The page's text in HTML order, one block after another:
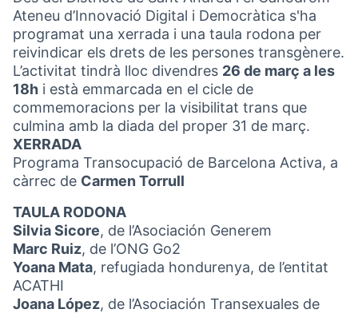
Ateneu d’Innovació Digital i Democràtica s'ha
programat una xerrada i una taula rodona per
reivindicar els drets de les persones transgènere.
L’activitat tindrà lloc divendres 26 de març a les
18h i està emmarcada en el cicle de
commemoracions per la visibilitat trans que
culmina amb la diada del proper 31 de març.
XERRADA
Programa Transocupació de Barcelona Activa, a
càrrec de Carmen Torrull
TAULA RODONA
Silvia Sicore, de l’Asociación Generem
Marc Ruiz, de l’ONG Go2
Yoana Mata, refugiada hondurenya, de l’entitat
ACATHI
Joana López, de l’Asociación Transexuales de